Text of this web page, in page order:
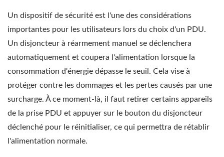
Un dispositif de sécurité est l'une des considérations
importantes pour les utilisateurs lors du choix d'un PDU.
Un disjoncteur à réarmement manuel se déclenchera
automatiquement et coupera l'alimentation lorsque la
consommation d'énergie dépasse le seuil. Cela vise à
protéger contre les dommages et les pertes causés par une
surcharge. À ce moment-là, il faut retirer certains appareils
de la prise PDU et appuyer sur le bouton du disjoncteur
déclenché pour le réinitialiser, ce qui permettra de rétablir
l'alimentation normale.